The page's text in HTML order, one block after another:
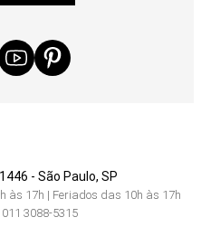
- São Paulo, SP
às 17h | Feriados das 10h às 17h
011 3088-5315